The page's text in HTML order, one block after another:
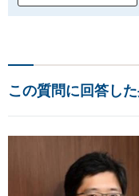
この質問に回答し